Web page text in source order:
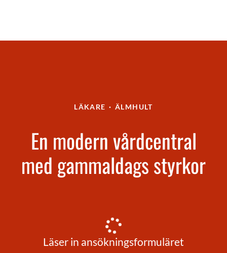
LÄKARE · ÄLMHULT
En modern vårdcentral
med gammaldags styrkor
Läser in ansökningsformuläret